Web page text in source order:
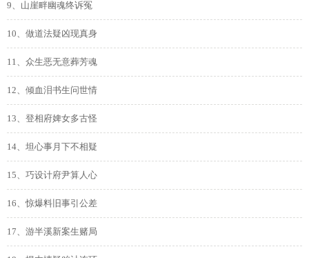
9、山崖畔幽魂终诉冤
10、做道法疑凶现真身
11、众生恶无意葬芳魂
12、倾血泪书生问世情
13、登相府婢女多古怪
14、坦心事月下不相疑
15、巧设计府尹算人心
16、惊爆料旧事引公差
17、游半溪新案生赌局